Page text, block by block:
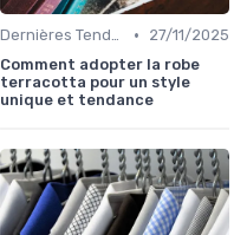
Dernières Tendances de Mode •
27/11/2025
Comment adopter la robe
terracotta pour un style
unique et tendance